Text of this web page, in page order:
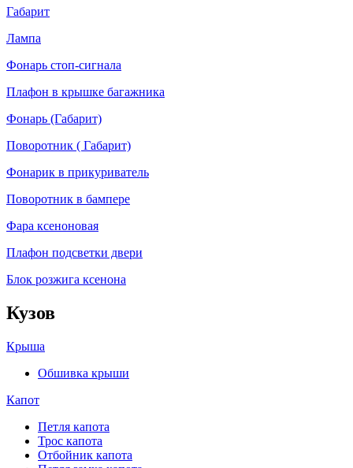
Габарит
Лампа
Фонарь стоп-сигнала
Плафон в крышке багажника
Фонарь (Габарит)
Поворотник ( Габарит)
Фонарик в прикуриватель
Поворотник в бампере
Фара ксеноновая
Плафон подсветки двери
Блок розжига ксенона
Кузов
Крыша
Обшивка крыши
Капот
Петля капота
Трос капота
Отбойник капота